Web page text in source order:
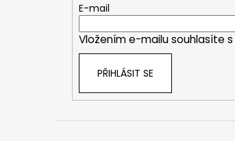
E-mail
Vložením e-mailu souhlasíte s
PŘIHLÁSIT SE